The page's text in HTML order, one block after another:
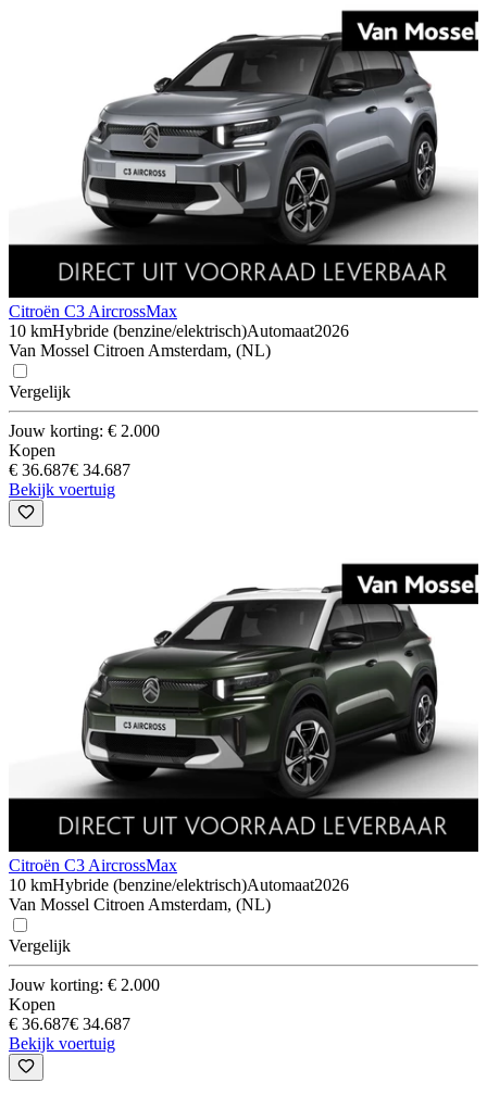
Citroën C3 AircrossMax
10 kmHybride (benzine/elektrisch)Automaat2026
Van Mossel Citroen Amsterdam, (NL)
Vergelijk
Jouw korting: € 2.000
Kopen
€ 36.687€ 34.687
Bekijk voertuig
Citroën C3 AircrossMax
10 kmHybride (benzine/elektrisch)Automaat2026
Van Mossel Citroen Amsterdam, (NL)
Vergelijk
Jouw korting: € 2.000
Kopen
€ 36.687€ 34.687
Bekijk voertuig